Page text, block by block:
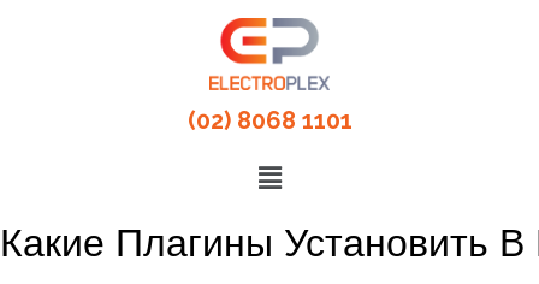
(02) 8068 1101
Какие Плагины Установить